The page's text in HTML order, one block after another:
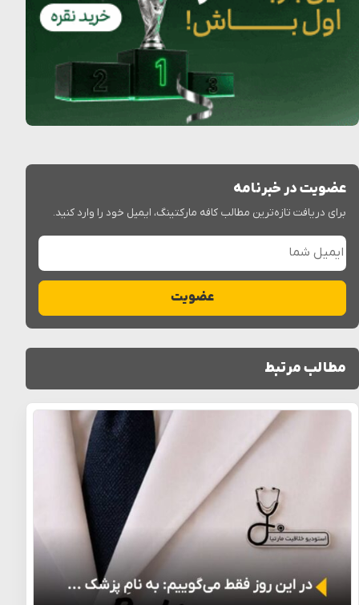
عضویت در خبرنامه
برای دریافت تازه‌ترین مطالب کافه مارکتینگ، ایمیل خود را وارد کنید.
ایمیل شما
عضویت
مطالب مرتبط